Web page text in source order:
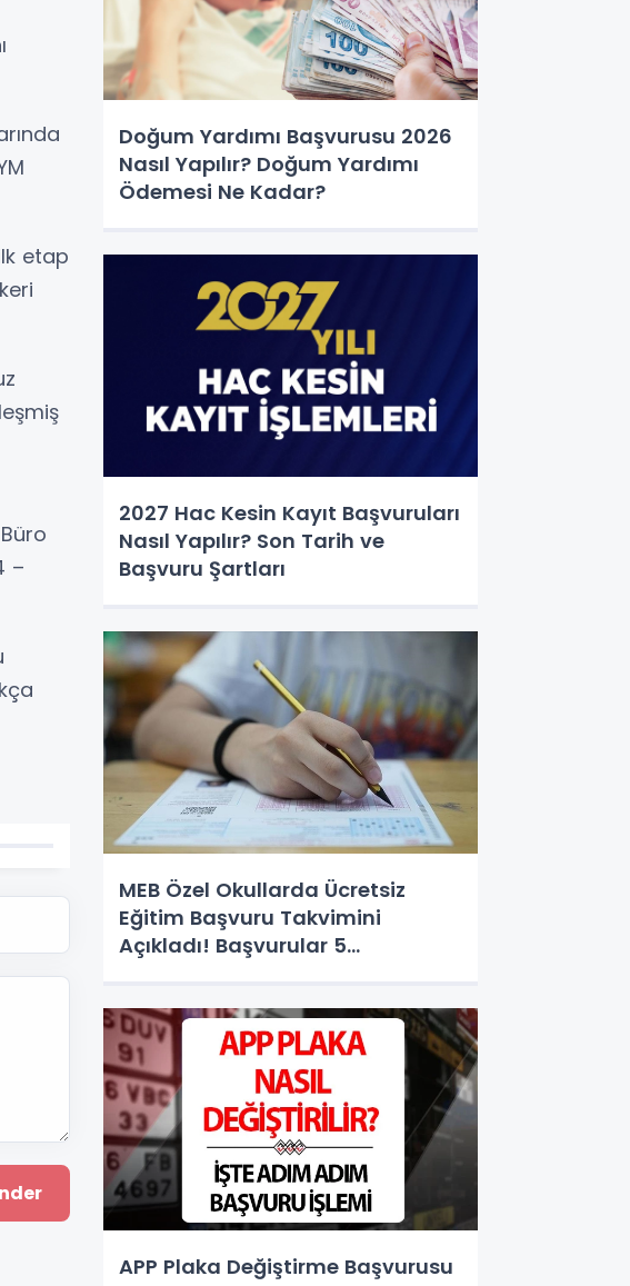
etap
–
Doğum Yardımı Başvurusu 2026
Nasıl Yapılır? Doğum Yardımı
Ödemesi Ne Kadar?
2027 Hac Kesin Kayıt Başvuruları
Nasıl Yapılır? Son Tarih ve
Başvuru Şartları
MEB Özel Okullarda Ücretsiz
Eğitim Başvuru Takvimini
Açıkladı! Başvurular 5
APP Plaka Değiştirme Başvurusu